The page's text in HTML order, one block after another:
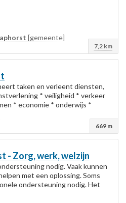
[gemeente]
7,2 km
taken en verleent diensten,
* veiligheid * verkeer
* economie * onderwijs *
669 m
- Zorg, werk, welzijn
nodig. Vaak kunnen
met een oplossing. Soms
ondersteuning nodig. Het